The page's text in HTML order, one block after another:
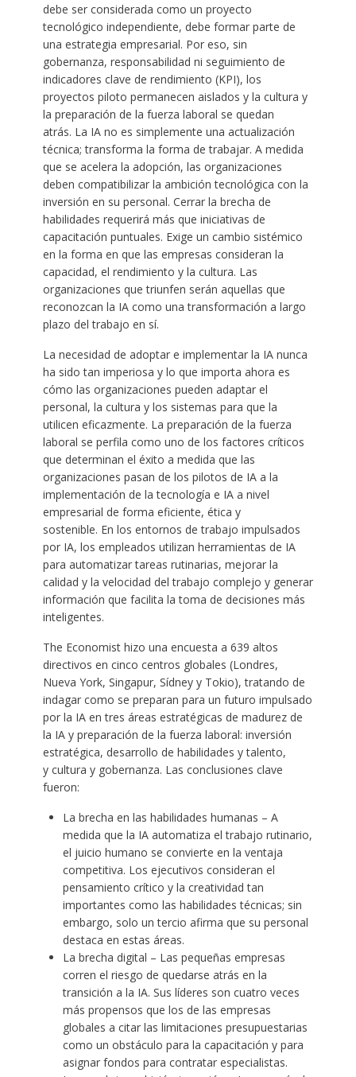
debe ser considerada como un proyecto
tecnológico independiente, debe formar parte de
una estrategia empresarial. Por eso, sin
gobernanza, responsabilidad ni seguimiento de
indicadores clave de rendimiento (KPI), los
proyectos piloto permanecen aislados y la cultura y
la preparación de la fuerza laboral se quedan
atrás. La IA no es simplemente una actualización
técnica; transforma la forma de trabajar. A medida
que se acelera la adopción, las organizaciones
deben compatibilizar la ambición tecnológica con la
inversión en su personal. Cerrar la brecha de
habilidades requerirá más que iniciativas de
capacitación puntuales. Exige un cambio sistémico
en la forma en que las empresas consideran la
capacidad, el rendimiento y la cultura. Las
organizaciones que triunfen serán aquellas que
reconozcan la IA como una transformación a largo
plazo del trabajo en sí.
La necesidad de adoptar e implementar la IA nunca
ha sido tan imperiosa y lo que importa ahora es
cómo las organizaciones pueden adaptar el
personal, la cultura y los sistemas para que la
utilicen eficazmente. La preparación de la fuerza
laboral se perfila como uno de los factores críticos
que determinan el éxito a medida que las
organizaciones pasan de los pilotos de IA a la
implementación de la tecnología e IA a nivel
empresarial de forma eficiente, ética y
sostenible. En los entornos de trabajo impulsados ​​
por IA, los empleados utilizan herramientas de IA
para automatizar tareas rutinarias, mejorar la
calidad y la velocidad del trabajo complejo y generar
información que facilita la toma de decisiones más
inteligentes.
The Economist hizo una encuesta a 639 altos
directivos en cinco centros globales (Londres,
Nueva York, Singapur, Sídney y Tokio), tratando de
indagar como se preparan para un futuro impulsado
por la IA en tres áreas estratégicas de madurez de
la IA y preparación de la fuerza laboral: inversión
estratégica, desarrollo de habilidades y talento,
y cultura y gobernanza. Las conclusiones clave
fueron:
La brecha en las habilidades humanas – A
medida que la IA automatiza el trabajo rutinario,
el juicio humano se convierte en la ventaja
competitiva. Los ejecutivos consideran el
pensamiento crítico y la creatividad tan
importantes como las habilidades técnicas; sin
embargo, solo un tercio afirma que su personal
destaca en estas áreas.
La brecha digital – Las pequeñas empresas
corren el riesgo de quedarse atrás en la
transición a la IA. Sus líderes son cuatro veces
más propensos que los de las empresas
globales a citar las limitaciones presupuestarias
como un obstáculo para la capacitación y para
asignar fondos para contratar especialistas.